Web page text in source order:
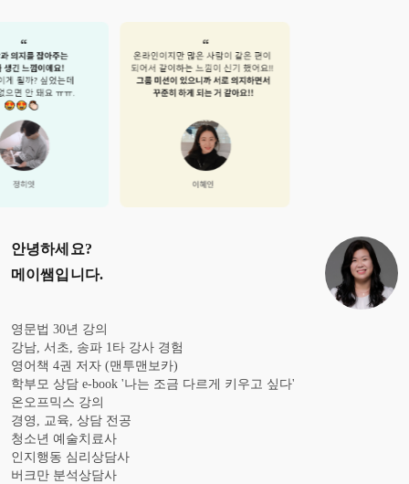
안녕하세요?
메이쌤입니다.
영문법 30년 강의
강남, 서초, 송파 1타 강사 경험
영어책 4권 저자 (맨투맨보카)
학부모 상담 e-book '나는 조금 다르게 키우고 싶다'
온오프믹스 강의
경영, 교육, 상담 전공
청소년 예술치료사
인지행동 심리상담사
버크만 분석상담사